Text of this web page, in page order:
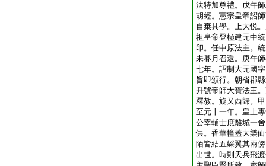
法特加尊禮。戊午
胡經。憲宗皇帝詔
自棄其學。上大悦
祖皇帝登極建元中
印。任中原法主。
未朞月召還。庚午
七年。詔制大元國
旨即頒行。朝省郡
升號帝師大寶法王
釋教。旋又西歸。
至元十一年。皇上
公宰輔士庶離城一
供。香華幢蓋大樂
陌皆結五綵翼其兩
出世。時則天兵飛